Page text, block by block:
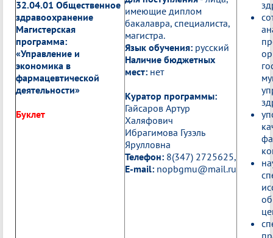
32.04.01 Общественное
здравоохранение
Магистерская
программа:
«Управление и
экономика в
фармацевтической
деятельности»
Буклет
имеющие диплом
бакалавра, специалиста,
магистра.
Язык обучения: русский
Наличие бюджетных
мест: нет
Куратор программы:
Гайсаров Артур
Халяфович
Ибрагимова Гузэль
Ярулловна
Телефон: 8(347) 2725625,
E-mail: nopbgmu@mail.ru